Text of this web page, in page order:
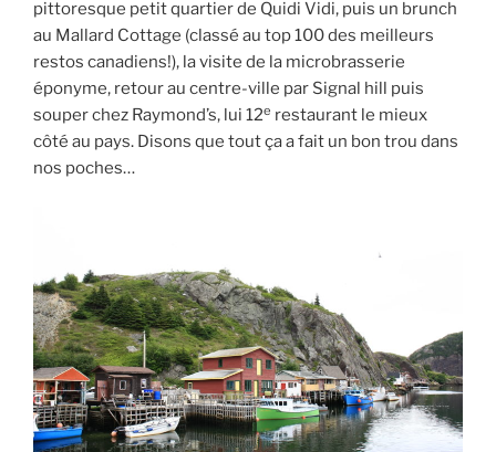
pittoresque petit quartier de Quidi Vidi, puis un brunch
au Mallard Cottage (classé au top 100 des meilleurs
restos canadiens!), la visite de la microbrasserie
éponyme, retour au centre-ville par Signal hill puis
souper chez Raymond’s, lui 12e restaurant le mieux
côté au pays. Disons que tout ça a fait un bon trou dans
nos poches…